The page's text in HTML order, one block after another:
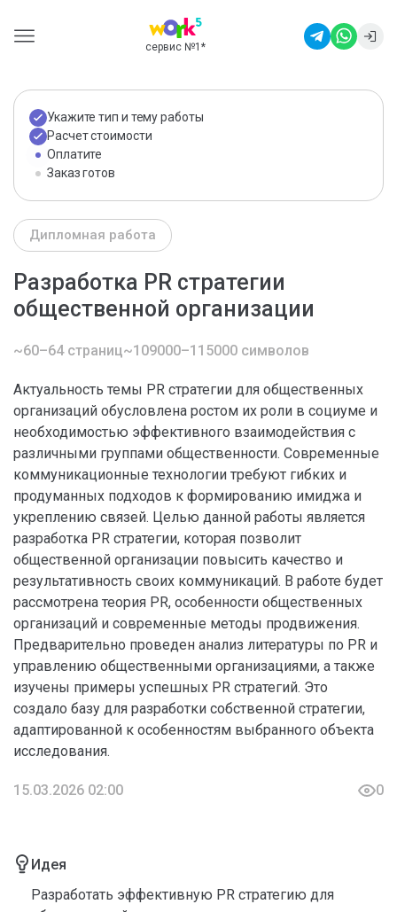
сервис №1 *
Укажите тип и тему работы
Расчет стоимости
Оплатите
Заказ готов
Дипломная работа
Разработка PR стратегии
общественной организации
~60–64 страниц~109000–115000 символов
Актуальность темы PR стратегии для общественных
организаций обусловлена ростом их роли в социуме и
необходимостью эффективного взаимодействия с
различными группами общественности. Современные
коммуникационные технологии требуют гибких и
продуманных подходов к формированию имиджа и
укреплению связей. Целью данной работы является
разработка PR стратегии, которая позволит
общественной организации повысить качество и
результативность своих коммуникаций. В работе будет
рассмотрена теория PR, особенности общественных
организаций и современные методы продвижения.
Предварительно проведен анализ литературы по PR и
управлению общественными организациями, а также
изучены примеры успешных PR стратегий. Это
создало базу для разработки собственной стратегии,
адаптированной к особенностям выбранного объекта
исследования.
15.03.2026 02:00 0
Идея
Разработать эффективную PR стратегию для